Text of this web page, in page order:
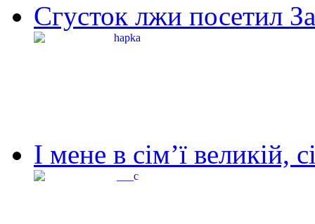
Сгусток лжи посетил
І мене в сім’ї великій,